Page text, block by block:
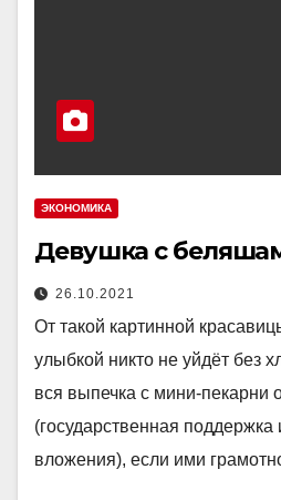
ЭКОНОМИКА
Девушка с
26.10.2021
От такой картинной
улыбкой никто не уйдёт без
вся выпечка с мини-пекарни
(государственная
вложения), если ими